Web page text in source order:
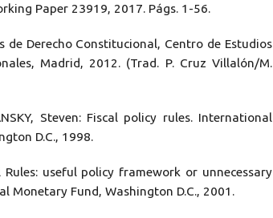
Paper 23919, 2017. Págs. 1-56.
de Derecho Constitucional, Centro de Estudios
Madrid, 2012. (Trad. P. Cruz Villalón/M.
Steven: Fiscal policy rules. International
D.C., 1998.
Rules: useful policy framework or unnecessary
Monetary Fund, Washington D.C., 2001.